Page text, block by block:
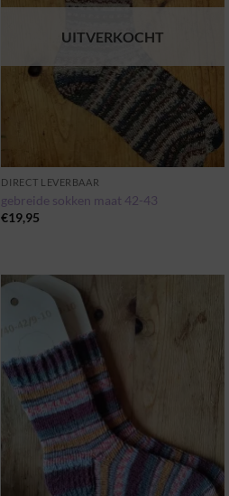
UITVERKOCHT
DIRECT LEVERBAAR
gebreide sokken maat 42-43
€19,95
Toevoegen